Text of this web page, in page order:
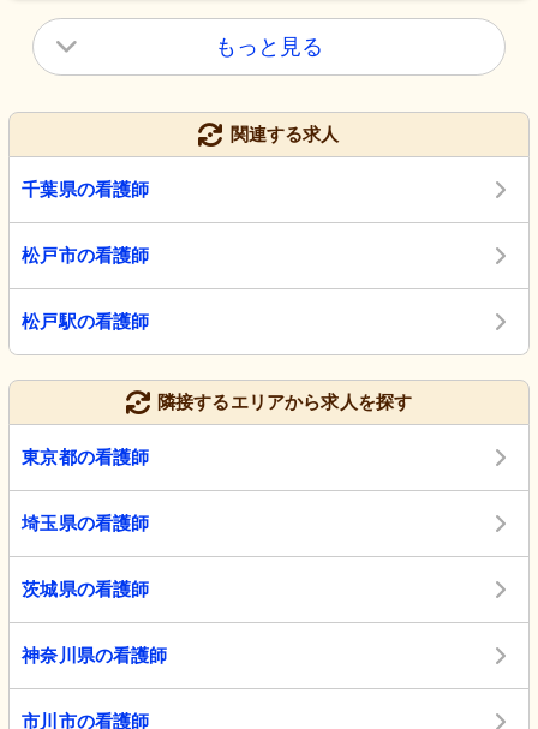
もっと見る
関連する求人
千葉県の看護師
松戸市の看護師
松戸駅の看護師
隣接するエリアから求人を探す
東京都の看護師
埼玉県の看護師
茨城県の看護師
神奈川県の看護師
市川市の看護師